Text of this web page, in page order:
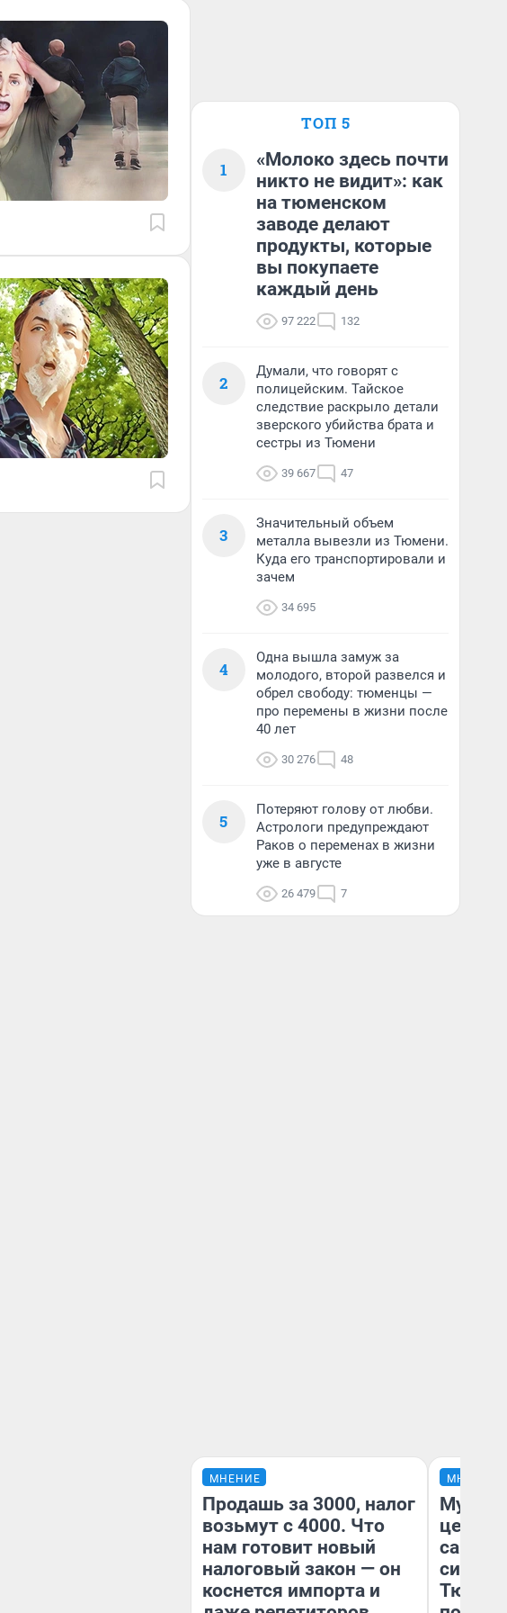
ТОП 5
1
«Молоко здесь почти
никто не видит»: как
на тюменском
заводе делают
продукты, которые
вы покупаете
каждый день
97 222 132
2
Думали, что говорят с
полицейским. Тайское
следствие раскрыло детали
зверского убийства брата и
сестры из Тюмени
39 667 47
3
Значительный объем
металла вывезли из Тюмени.
Куда его транспортировали и
зачем
34 695
4
Одна вышла замуж за
молодого, второй развелся и
обрел свободу: тюменцы —
про перемены в жизни после
40 лет
30 276 48
5
Потеряют голову от любви.
Астрологи предупреждают
Раков о переменах в жизни
уже в августе
26 479 7
МНЕНИЕ
Продашь за 3000, налог
возьмут с 4000. Что
нам готовит новый
налоговый закон — он
коснется импорта и
МНЕНИЕ
Музей